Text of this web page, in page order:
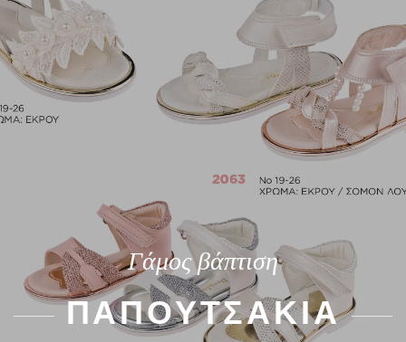
Γάμος βάπτιση
ΠΑΠΟΥΤΣΑΚΙΑ